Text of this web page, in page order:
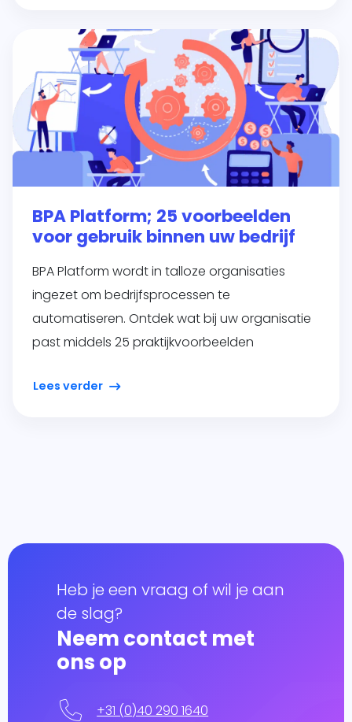
BPA Platform; 25 voorbeelden
voor gebruik binnen uw bedrijf
BPA Platform wordt in talloze organisaties
ingezet om bedrijfsprocessen te
automatiseren. Ontdek wat bij uw organisatie
past middels 25 praktijkvoorbeelden
Lees verder
Heb je een vraag of wil je aan
de slag?
Neem contact met
ons op
+31 (0)40 290 1640